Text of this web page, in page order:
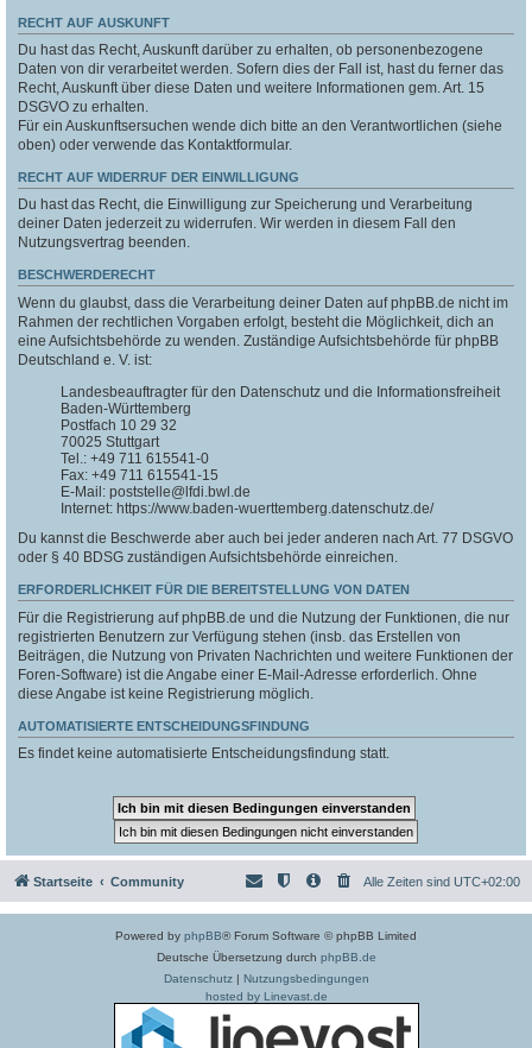
RECHT AUF AUSKUNFT
Du hast das Recht, Auskunft darüber zu erhalten, ob personenbezogene
Daten von dir verarbeitet werden. Sofern dies der Fall ist, hast du ferner das
Recht, Auskunft über diese Daten und weitere Informationen gem. Art. 15
DSGVO zu erhalten.
Für ein Auskunftsersuchen wende dich bitte an den Verantwortlichen (siehe
oben) oder verwende das Kontaktformular.
RECHT AUF WIDERRUF DER EINWILLIGUNG
Du hast das Recht, die Einwilligung zur Speicherung und Verarbeitung
deiner Daten jederzeit zu widerrufen. Wir werden in diesem Fall den
Nutzungsvertrag beenden.
BESCHWERDERECHT
Wenn du glaubst, dass die Verarbeitung deiner Daten auf phpBB.de nicht im
Rahmen der rechtlichen Vorgaben erfolgt, besteht die Möglichkeit, dich an
eine Aufsichtsbehörde zu wenden. Zuständige Aufsichtsbehörde für phpBB
Deutschland e. V. ist:
Landesbeauftragter für den Datenschutz und die Informationsfreiheit
Baden-Württemberg
Postfach 10 29 32
70025 Stuttgart
Tel.: +49 711 615541-0
Fax: +49 711 615541-15
E-Mail: poststelle@lfdi.bwl.de
Internet: https://www.baden-wuerttemberg.datenschutz.de/
Du kannst die Beschwerde aber auch bei jeder anderen nach Art. 77 DSGVO
oder § 40 BDSG zuständigen Aufsichtsbehörde einreichen.
ERFORDERLICHKEIT FÜR DIE BEREITSTELLUNG VON DATEN
Für die Registrierung auf phpBB.de und die Nutzung der Funktionen, die nur
registrierten Benutzern zur Verfügung stehen (insb. das Erstellen von
Beiträgen, die Nutzung von Privaten Nachrichten und weitere Funktionen der
Foren-Software) ist die Angabe einer E-Mail-Adresse erforderlich. Ohne
diese Angabe ist keine Registrierung möglich.
AUTOMATISIERTE ENTSCHEIDUNGSFINDUNG
Es findet keine automatisierte Entscheidungsfindung statt.
Startseite Community Alle Zeiten sind UTC+02:00
Powered by phpBB® Forum Software © phpBB Limited
Deutsche Übersetzung durch phpBB.de
Datenschutz| Nutzungsbedingungen
hosted by Linevast.de